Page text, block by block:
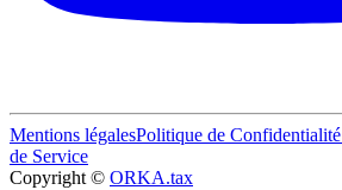
Mentions légalesPolitique de Confidentialité
de Service
Copyright © ORKA.tax